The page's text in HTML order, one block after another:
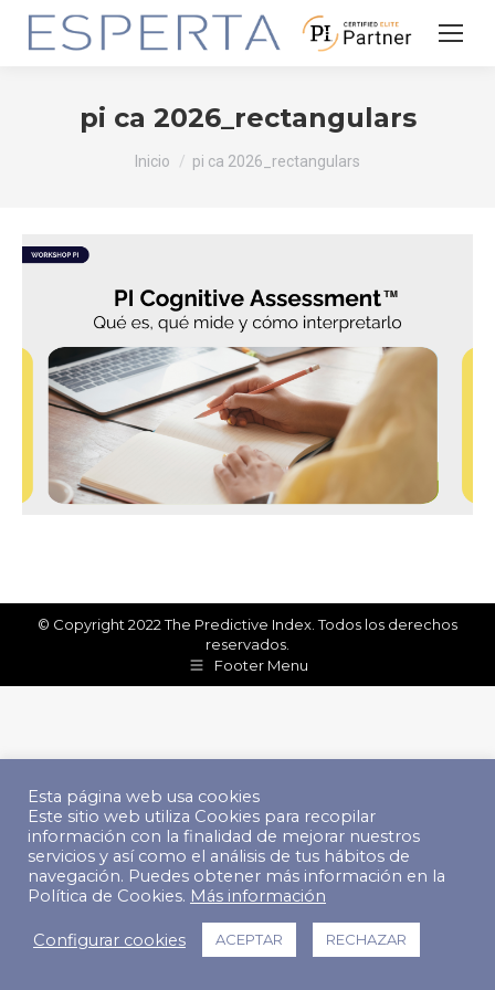
pi ca 2026_rectangulars
Estás aquí:
Inicio pi ca 2026_rectangulars
© Copyright 2022 The Predictive Index. Todos los derechos
reservados.
Footer Menu
Esta página web usa cookies
Este sitio web utiliza Cookies para recopilar
información con la finalidad de mejorar nuestros
servicios y así como el análisis de tus hábitos de
navegación. Puedes obtener más información en la
Política de Cookies. Más información
Configurar cookies ACEPTAR RECHAZAR